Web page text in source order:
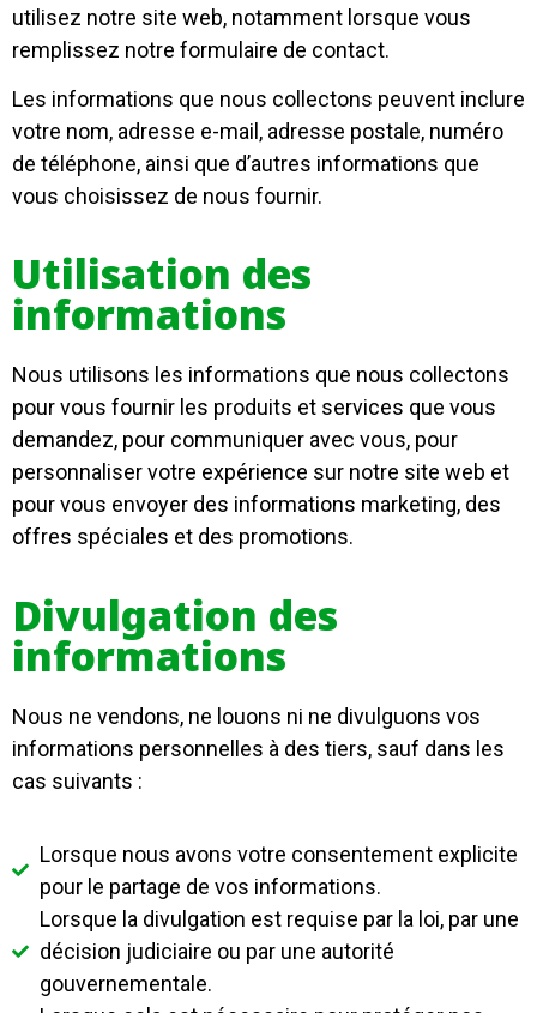
utilisez notre site web, notamment lorsque vous
remplissez notre formulaire de contact.
Les informations que nous collectons peuvent inclure
votre nom, adresse e-mail, adresse postale, numéro
de téléphone, ainsi que d’autres informations que
vous choisissez de nous fournir.
Utilisation des
informations
Nous utilisons les informations que nous collectons
pour vous fournir les produits et services que vous
demandez, pour communiquer avec vous, pour
personnaliser votre expérience sur notre site web et
pour vous envoyer des informations marketing, des
offres spéciales et des promotions.
Divulgation des
informations
Nous ne vendons, ne louons ni ne divulguons vos
informations personnelles à des tiers, sauf dans les
cas suivants :
Lorsque nous avons votre consentement explicite
pour le partage de vos informations.
Lorsque la divulgation est requise par la loi, par une
décision judiciaire ou par une autorité
gouvernementale.